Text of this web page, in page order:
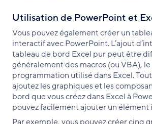
Utilisation de PowerPoint et
Vous pouvez également créer un
interactif avec PowerPoint. L’ajout
tableau de bord Excel pur peut être
généralement des macros (ou VBA),
programmation utilisé dans Excel.
ajoutez les graphiques et les
bord que vous créez dans Excel à
pouvez facilement ajouter un élément